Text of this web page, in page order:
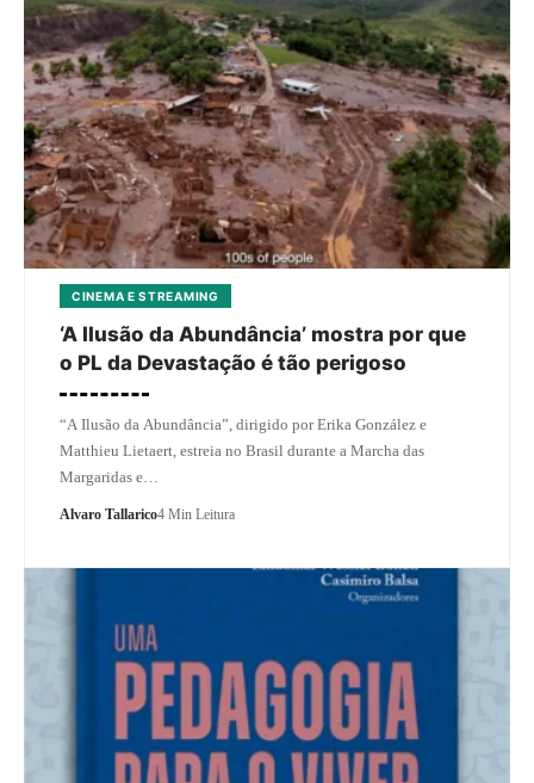
CINEMA E STREAMING
‘A Ilusão da Abundância’ mostra por que
o PL da Devastação é tão perigoso
“A Ilusão da Abundância”, dirigido por Erika González e
Matthieu Lietaert, estreia no Brasil durante a Marcha das
Margaridas e…
Alvaro Tallarico4 Min Leitura